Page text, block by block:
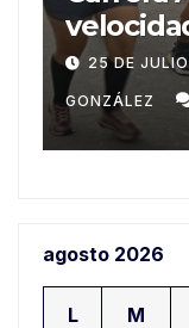
deportivo
DE 2026
NO HAY
agosto 2026
L M